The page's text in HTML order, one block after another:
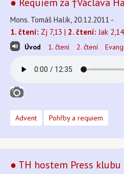
Mons. Tomáš Halík, 20.12.2011 -
1. čtení: Zj 7,13 | 2. čtení: Jak
Úvod 1. čtení 2. čtení
Advent Pohřby a requiem
● TH hostem Press klubu